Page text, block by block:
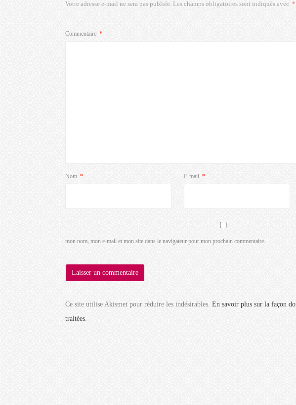
Votre adresse e-mail ne sera pas publiée. Les champs obligatoires sont indiqués avec *
Commentaire *
Nom * E-mail *
mon nom, mon e-mail et mon site dans le navigateur pour mon prochain commentaire.
Ce site utilise Akismet pour réduire les indésirables. En savoir plus sur la façon
traitées.